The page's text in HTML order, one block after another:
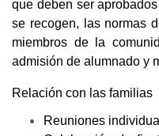
que deben ser
se recogen, las normas
miembros de la
admisión de alumnado y
Relación con las familias
Reuniones